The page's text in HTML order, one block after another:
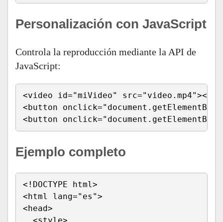
Personalización con JavaScript
Controla la reproducción mediante la API de
JavaScript:
<video id="miVideo" src="video.mp4"></
<button
<button
Ejemplo completo
<!DOCTYPE html>
<html lang="es">
<head>